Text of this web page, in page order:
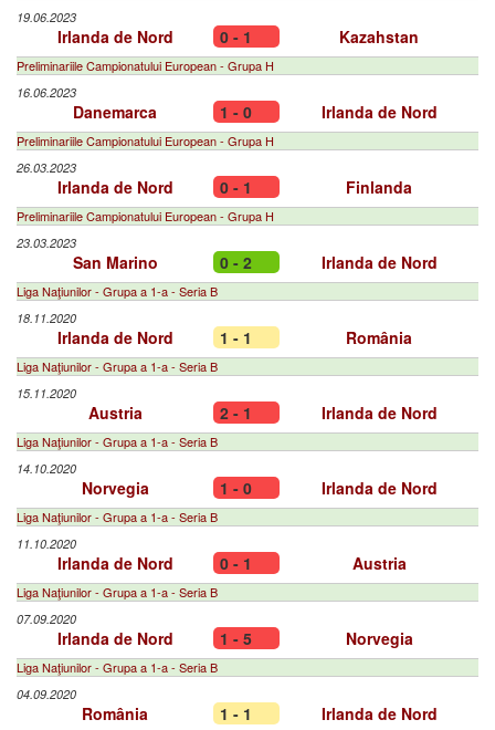
19.06.2023
Irlanda de Nord 0 - 1 Kazahstan
Preliminariile Campionatului European - Grupa H
16.06.2023
Danemarca 1 - 0 Irlanda de Nord
Preliminariile Campionatului European - Grupa H
26.03.2023
Irlanda de Nord 0 - 1 Finlanda
Preliminariile Campionatului European - Grupa H
23.03.2023
San Marino 0 - 2 Irlanda de Nord
Liga Naţiunilor - Grupa a 1-a - Seria B
18.11.2020
Irlanda de Nord 1 - 1 România
Liga Naţiunilor - Grupa a 1-a - Seria B
15.11.2020
Austria 2 - 1 Irlanda de Nord
Liga Naţiunilor - Grupa a 1-a - Seria B
14.10.2020
Norvegia 1 - 0 Irlanda de Nord
Liga Naţiunilor - Grupa a 1-a - Seria B
11.10.2020
Irlanda de Nord 0 - 1 Austria
Liga Naţiunilor - Grupa a 1-a - Seria B
07.09.2020
Irlanda de Nord 1 - 5 Norvegia
Liga Naţiunilor - Grupa a 1-a - Seria B
04.09.2020
România 1 - 1 Irlanda de Nord